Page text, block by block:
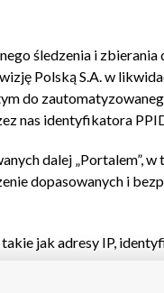
Pomoc Biuro
śledzenia i
Polską S.A. w
do
nas identyfikatora
dalej „Portalem”,
dopasowanych i
takie jak adresy IP,
do nich, wyboru